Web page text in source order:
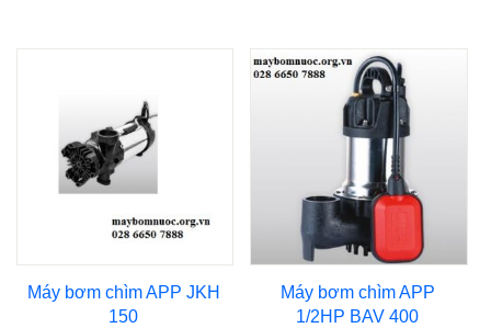
Máy bơm chìm APP JKH
150
Máy bơm chìm APP
1/2HP BAV 400